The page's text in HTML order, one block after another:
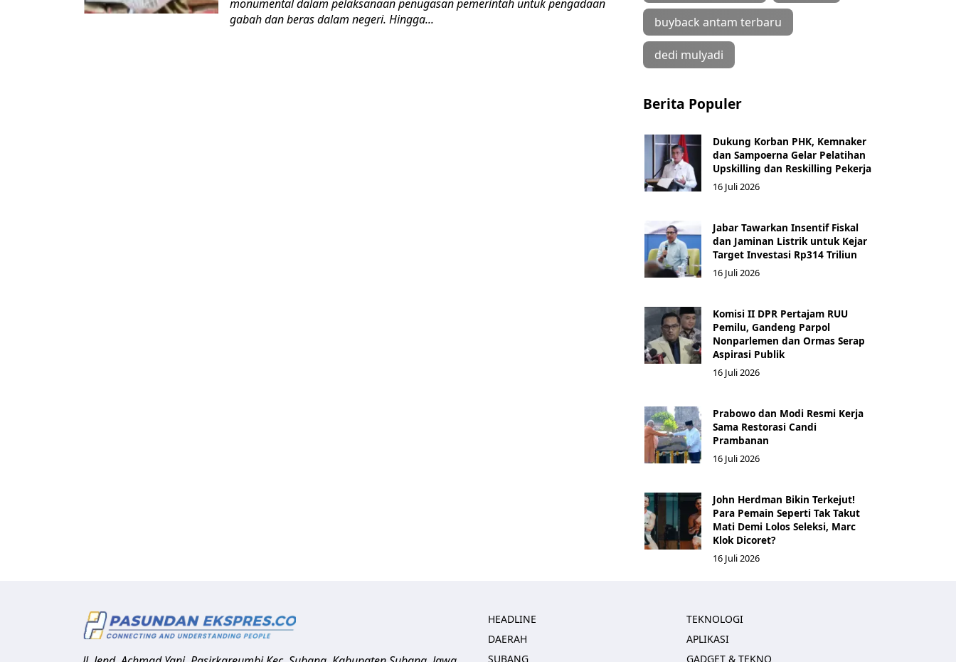
monumental dalam pelaksanaan penugasan pemerintah untuk pengadaan
gabah dan beras dalam negeri. Hingga...
buyback antam terbaru
dedi mulyadi
Berita Populer
Dukung Korban PHK, Kemnaker
dan Sampoerna Gelar Pelatihan
Upskilling dan Reskilling Pekerja
16 Juli 2026
Jabar Tawarkan Insentif Fiskal
dan Jaminan Listrik untuk Kejar
Target Investasi Rp314 Triliun
16 Juli 2026
Komisi II DPR Pertajam RUU
Pemilu, Gandeng Parpol
Nonparlemen dan Ormas Serap
Aspirasi Publik
16 Juli 2026
Prabowo dan Modi Resmi Kerja
Sama Restorasi Candi
Prambanan
16 Juli 2026
John Herdman Bikin Terkejut!
Para Pemain Seperti Tak Takut
Mati Demi Lolos Seleksi, Marc
Klok Dicoret?
16 Juli 2026
HEADLINE
DAERAH
SUBANG
TEKNOLOGI
APLIKASI
GADGET & TEKNO